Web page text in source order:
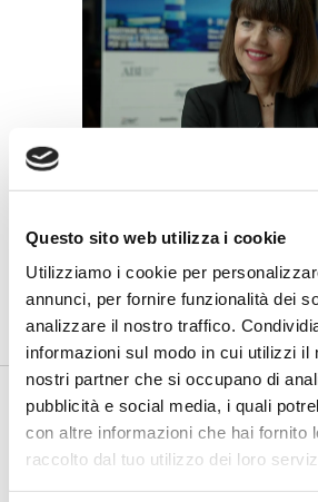
Questo sito web utilizza i cookie
Utilizziamo i cookie per
annunci, per fornire funzionalità dei
analizzare il nostro traffico.
informazioni sul modo in cui utilizzi il
nostri partner che si occupano di
pubblicità e social media, i quali
con altre informazioni che hai fornito
raccolto dal tuo utilizzo dei loro
rafforza i controlli e
lavoro degli analisti”
di Flavio Padovan, Maddalena Libertini -
secondo livello più strutturati,